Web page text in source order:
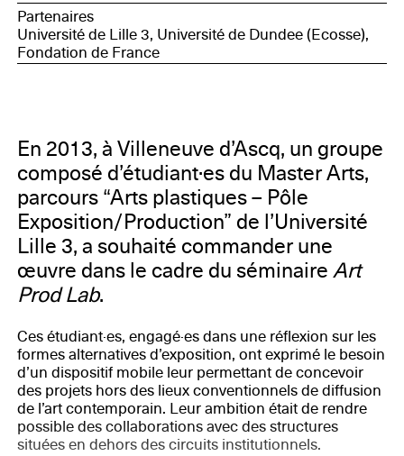
Partenaires
Université de Lille 3, Université de Dundee (Ecosse),
Fondation de France
En 2013, à Villeneuve d’Ascq, un groupe
composé d’étudiant·es du Master Arts,
parcours “Arts plastiques – Pôle
Exposition/Production” de l’Université
Lille 3, a souhaité commander une
œuvre dans le cadre du séminaire Art
Prod Lab.
Ces étudiant·es, engagé·es dans une réflexion sur les
formes alternatives d’exposition, ont exprimé le besoin
d’un dispositif mobile leur permettant de concevoir
des projets hors des lieux conventionnels de diffusion
de l’art contemporain. Leur ambition était de rendre
possible des collaborations avec des structures
situées en dehors des circuits institutionnels.